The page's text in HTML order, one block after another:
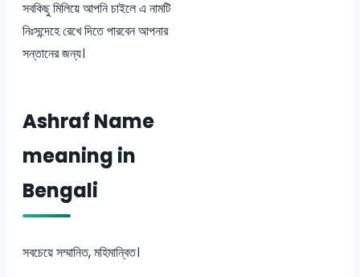
সবকিছু মিলিয়ে আপনি চাইলে এ নামটি
নিঃসন্দেহে রেখে দিতে পারবেন আপনার
সন্তানের জন্য।
Ashraf Name
meaning in
Bengali
সবচেয়ে সম্মানিত, মহিমান্বিত।